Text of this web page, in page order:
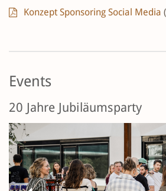
Konzept Sponsoring Social Media
Events
20 Jahre Jubiläumsparty
Previous